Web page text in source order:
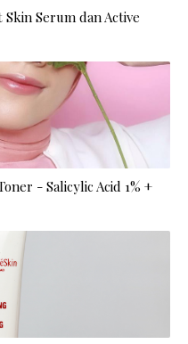
Serum dan Active
- Salicylic Acid 1% +